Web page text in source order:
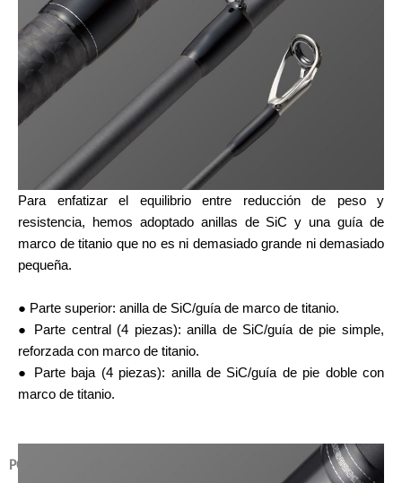
Para enfatizar el equilibrio entre reducción de peso y
resistencia, hemos adoptado anillas de SiC y una guía de
marco de titanio que no es ni demasiado grande ni demasiado
pequeña.
● Parte superior: anilla de SiC/guía de marco de titanio.
● Parte central (4 piezas): anilla de SiC/guía de pie simple,
reforzada con marco de titanio.
● Parte baja (4 piezas): anilla de SiC/guía de pie doble con
marco de titanio.
PORTACARRETES Y EMPUÑADURA